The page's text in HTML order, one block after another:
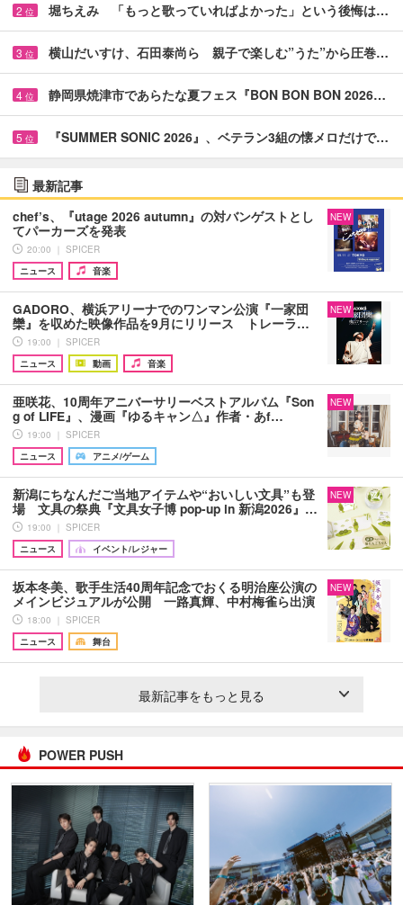
2 位 堀ちえみ 「もっと歌っていればよかった」という後悔は…
3 位 横山だいすけ、石田泰尚ら 親子で楽しむ”うた”から圧巻…
4 位 静岡県焼津市であらたな夏フェス『BON BON BON 2026…
5 位 『SUMMER SONIC 2026』、ベテラン3組の懐メロだけで…
最新記事
chef’s、『utage 2026 autumn』の対バンゲストとし
てパーカーズを発表
20:00 ｜ SPICER
ニュース
音楽
NEW
GADORO、横浜アリーナでのワンマン公演『一家団
欒』を収めた映像作品を9月にリリース トレーラ…
19:00 ｜ SPICER
ニュース
動画 音楽
NEW
亜咲花、10周年アニバーサリーベストアルバム『Son
g of LIFE』、漫画『ゆるキャン△』作者・あf…
19:00 ｜ SPICER
ニュース
アニメ/ゲーム
NEW
新潟にちなんだご当地アイテムや“おいしい文具”も登
場 文具の祭典『文具女子博 pop-up in 新潟2026』…
19:00 ｜ SPICER
ニュース
イベント/レジャー
NEW
坂本冬美、歌手生活40周年記念でおくる明治座公演の
メインビジュアルが公開 一路真輝、中村梅雀ら出演
18:00 ｜ SPICER
ニュース
舞台
NEW
最新記事をもっと見る
POWER PUSH